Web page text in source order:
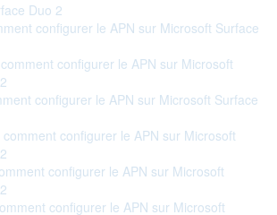
Duo 2
configurer le APN sur Microsoft Surface
configurer le APN sur Microsoft
configurer le APN sur Microsoft Surface
configurer le APN sur Microsoft
configurer le APN sur Microsoft
configurer le APN sur Microsoft